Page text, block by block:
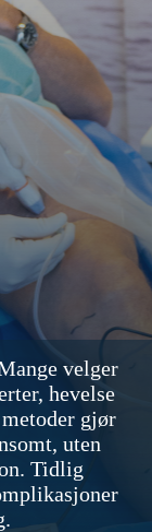
velger
hevelse
gjør
uten
Tidlig